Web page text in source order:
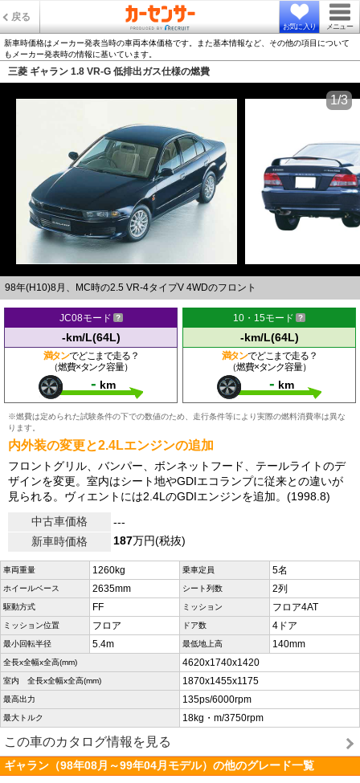
戻る
お気に入り メニュー
新車時価格はメーカー発表当時の車両本体価格です。また基本情報など、その他の項目について
もメーカー発表時の情報に基いています。
三菱 ギャラン 1.8 VR-G 低排出ガス仕様の燃費
98年(H10)8月、MC時の2.5 VR-4タイプV 4WDのフロント
1/3
JC08モード
-km/L(64L)
満タンでどこまで走る？
（燃費×タンク容量）
- km
10・15モード
-km/L(64L)
満タンでどこまで走る？
（燃費×タンク容量）
- km
※燃費は定められた試験条件の下での数値のため、走行条件等により実際の燃料消費率は異な
ります。
内外装の変更と2.4Lエンジンの追加
フロントグリル、バンパー、ボンネットフード、テールライトのデ
ザインを変更。室内はシート地やGDIエコランプに従来との違いが
見られる。ヴィエントには2.4LのGDIエンジンを追加。(1998.8)
中古車価格
---
新車時価格
187万円(税抜)
車両重量 1260kg 乗車定員 5名
ホイールベース 2635mm シート列数 2列
駆動方式 FF ミッション フロア4AT
ミッション位置 フロア ドア数 4ドア
最小回転半径 5.4m 最低地上高 140mm
全長x全幅x全高(mm) 4620x1740x1420
室内 全長x全幅x全高(mm) 1870x1455x1175
最高出力 135ps/6000rpm
最大トルク 18kg・m/3750rpm
この車のカタログ情報を見る
ギャラン（98年08月～99年04月モデル）の他のグレード一覧